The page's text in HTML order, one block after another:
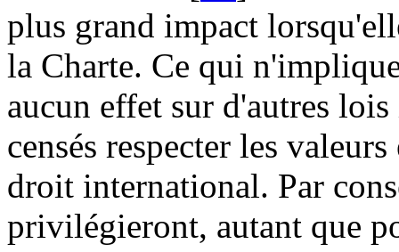
plus grand impact
la Charte. Ce qui
aucun effet sur d'autres
censés respecter les
droit international. Par
privilégieront, autant que